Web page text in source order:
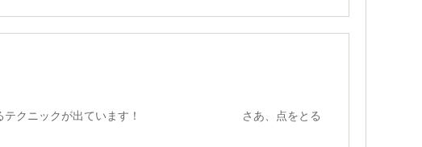
いるテクニックが出ています！ さあ、点をとる